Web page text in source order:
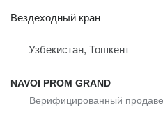
Вездеходный кран
Узбекистан, Тошкент
NAVOI PROM GRAND